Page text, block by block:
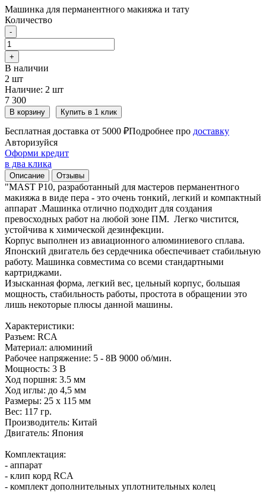
Машинка для перманентного макияжа и тату
Количество
-
+
В наличии
2 шт
Наличие: 2 шт
7 300
В корзину Купить в 1 клик
Бесплатная доставка от 5000 ₽Подробнее про доставку
Авторизуйся
Оформи кредит
в два клика
Описание Отзывы
"MAST P10, разработанный для мастеров перманентного
макияжа в виде пера - это очень тонкий, легкий и компактный
аппарат .Машинка отлично подходит для создания
превосходных работ на любой зоне ПМ. Легко чистится,
устойчива к химической дезинфекции.
Корпус выполнен из авиационного алюминиевого сплава.
Японский двигатель без сердечника обеспечивает стабильную
работу. Машинка совместима со всеми стандартными
картриджами.
Изысканная форма, легкий вес, цельный корпус, большая
мощность, стабильность работы, простота в обращении это
лишь некоторые плюсы данной машины.
Характеристики:
Разъем: RCA
Материал: алюминий
Рабочее напряжение: 5 - 8В 9000 об/мин.
Мощность: 3 В
Ход поршня: 3.5 мм
Ход иглы: до 4,5 мм
Размеры: 25 x 115 мм
Вес: 117 гр.
Производитель: Китай
Двигатель: Япония
Комплектация:
- аппарат
- клип корд RCA
- комплект дополнительных уплотнительных колец